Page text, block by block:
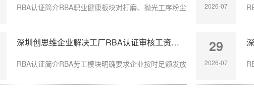
RBA认证简介RBA职业健康板块对打磨、抛光工序粉尘管控要求严苛，玩具
深圳创思维企业解决工厂RBA认证审核工资发放延迟问题
RBA认证简介RBA劳工模块明确要求企业按时足额发放员工薪酬，发放周期
2026-07
29
2026-07